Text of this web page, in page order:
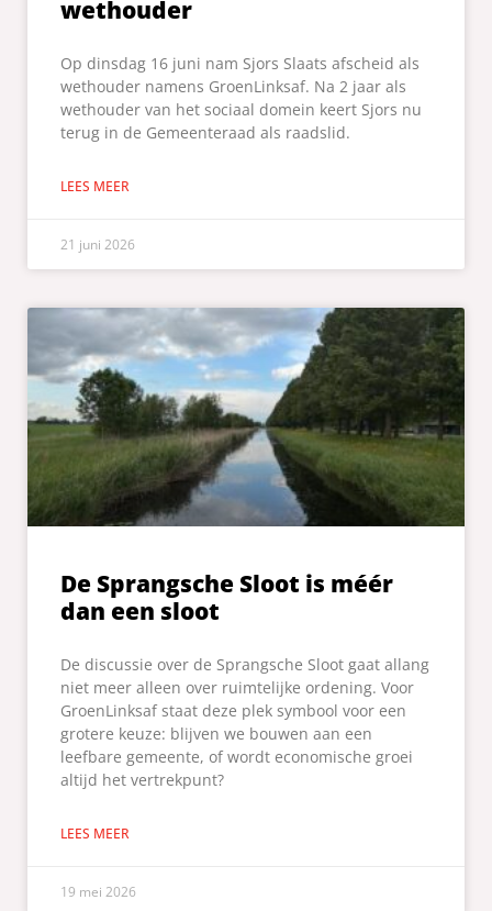
wethouder
Op dinsdag 16 juni nam Sjors Slaats afscheid als
wethouder namens GroenLinksaf. Na 2 jaar als
wethouder van het sociaal domein keert Sjors nu
terug in de Gemeenteraad als raadslid.
LEES MEER
21 juni 2026
De Sprangsche Sloot is méér
dan een sloot
De discussie over de Sprangsche Sloot gaat allang
niet meer alleen over ruimtelijke ordening. Voor
GroenLinksaf staat deze plek symbool voor een
grotere keuze: blijven we bouwen aan een
leefbare gemeente, of wordt economische groei
altijd het vertrekpunt?
LEES MEER
19 mei 2026